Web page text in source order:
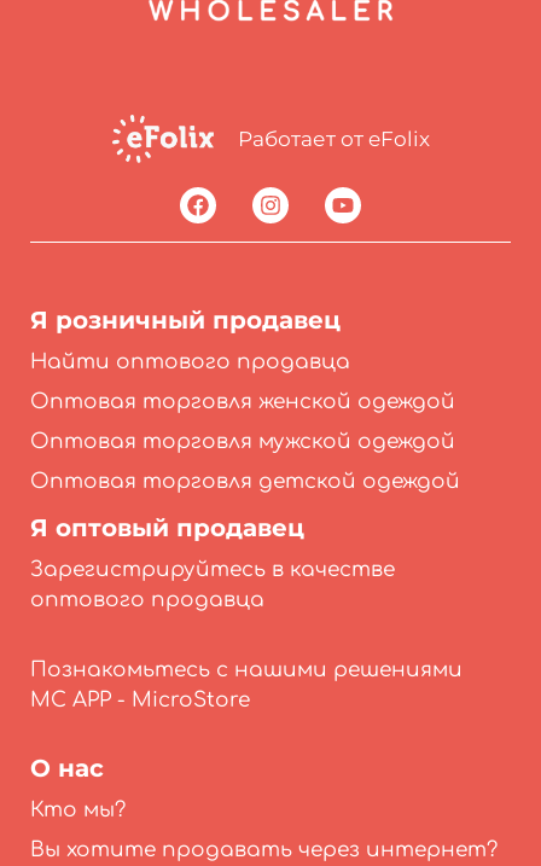
Работает от eFolix
Я розничный продавец
Найти оптового продавца
Оптовая торговля женской одеждой
Оптовая торговля мужской одеждой
Оптовая торговля детской одеждой
Я оптовый продавец
Зарегистрируйтесь в качестве
оптового продавца
Познакомьтесь с нашими решениями
О нас
Кто мы?
Вы хотите продавать через интернет?